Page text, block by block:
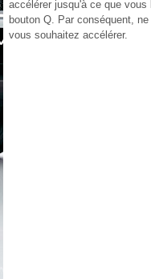
accélérer jusqu'à ce que
bouton Q. Par conséquent,
vous souhaitez accélérer.